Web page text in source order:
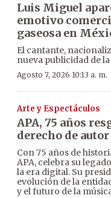
Luis Miguel
emotivo
gaseosa en
El cantante,
nueva publicidad de
Agosto 7, 2026 10:13 a. m.
Arte y Espectáculos
APA, 75 años
derecho de
Con 75 años de
APA, celebra su
la era digital. Su
evolución de la
y el futuro de la